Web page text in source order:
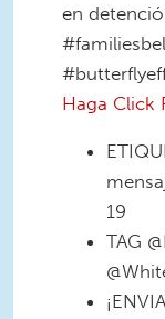
en
Haga Click
19
TAG